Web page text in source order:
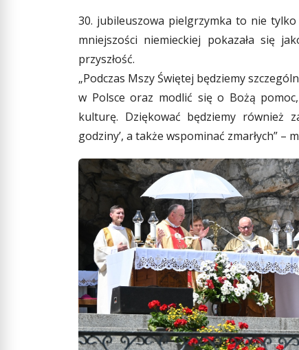
30. jubileuszowa pielgrzymka to nie
mniejszości niemieckiej pokazała się
przyszłość.
„Podczas Mszy Świętej będziemy
w Polsce oraz modlić się o Bożą
kulturę. Dziękować będziemy również
godziny’, a także wspominać zmarłych” –